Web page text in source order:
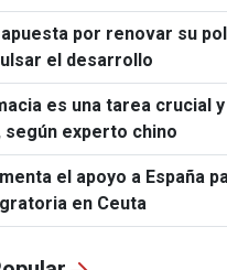
por renovar su
el desarrollo
es una tarea crucial
según experto chino
el apoyo a España
en Ceuta